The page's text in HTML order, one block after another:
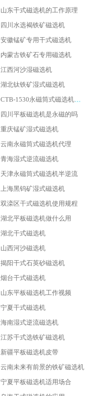
山东干式磁选机的工作原理
四川水选褐铁矿磁选机
安徽锰矿专用干式磁选机
内蒙古铁矿石专用磁选机
江西河沙湿磁选机
湖北钛铁矿湿式磁选机
CTB-1530永磁筒式磁选机代理商
四川平板磁选机是永磁的吗
重庆锰矿湿式磁选机
云南永磁筒式磁选机代理
青海湿式逆流磁选机
天津永磁筒式磁选机半逆流
上海黑钨矿湿式磁选机
双滦区干式磁选机使用规程
湖北平板磁选机做什么用
湖北干式磁选机
山西河沙磁选机
揭阳干式石英砂磁选机
烟台干式磁选机
山东平板磁选机工作视频
宁夏干式磁选机
海南湿式逆流磁选机
江苏干式选铁矿磁选机
新疆平板磁选机皮带
云南未来有前景的铁矿磁选机
宁夏平板磁选机适用场合